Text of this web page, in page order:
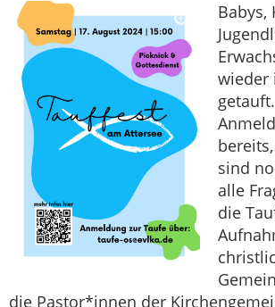
Babys,
wieder
sind
alle
die
die Pastor*innen der